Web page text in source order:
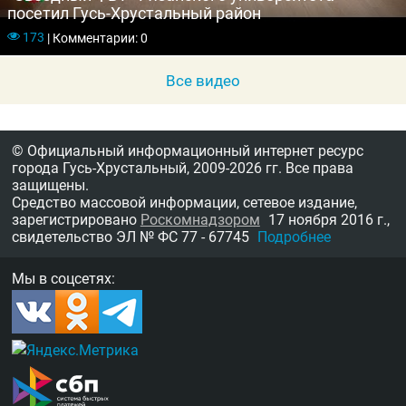
посетил Гусь-Хрустальный район
173 |Комментарии: 0
Все видео
© Официальный информационный интернет ресурс
города Гусь-Хрустальный, 2009-2026 гг. Все права
защищены.
Средство массовой информации, сетевое издание,
зарегистрировано Роскомнадзором 17 ноября 2016 г.,
свидетельство ЭЛ № ФС 77 - 67745 Подробнее
Мы в соцсетях: